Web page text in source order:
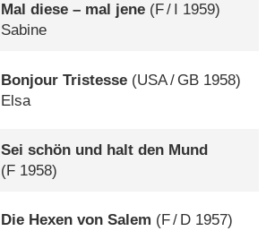
Mal diese – mal jene (F/
1959)
Sabine
Bonjour Tristesse (USA/ GB 1958)
Elsa
Sei schön und halt den Mund
(F 1958)
Die Hexen von Salem (F/ D 1957)